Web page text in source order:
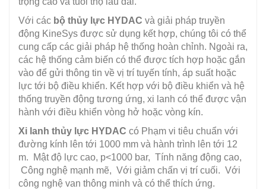
Với các bộ thủy lực HYDAC và giải pháp truyền
động KineSys được sử dụng kết hợp, chúng tôi có thể
cung cấp các giải pháp hệ thống hoàn chỉnh. Ngoài ra,
các hệ thống cảm biến có thể được tích hợp hoặc gắn
vào để gửi thông tin về vị trí tuyến tính, áp suất hoặc
lực tới bộ điều khiển. Kết hợp với bộ điều khiển và hệ
thống truyền động tương ứng, xi lanh có thể được vận
hành với điều khiển vòng hở hoặc vòng kín.
Xi lanh thủy lực HYDAC có Phạm vi tiêu chuẩn với
đường kính lên tới 1000 mm và hành trình lên tới 12
m. Mật độ lực cao, p<1000 bar, Tính năng động cao,
Công nghệ mạnh mẽ, Với giảm chấn vị trí cuối. Với
công nghệ van thông minh và có thể thích ứng.